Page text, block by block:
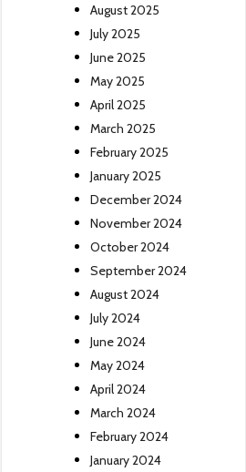
August 2025
July 2025
June 2025
May 2025
April 2025
March 2025
February 2025
January 2025
December 2024
November 2024
October 2024
September 2024
August 2024
July 2024
June 2024
May 2024
April 2024
March 2024
February 2024
January 2024